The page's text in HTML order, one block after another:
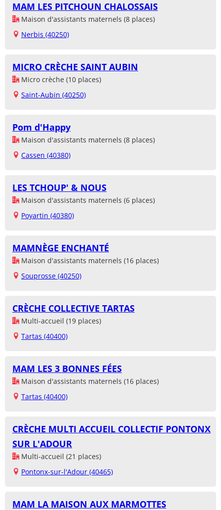
MAM LES PITCHOUN CHALOSSAIS
Maison d'assistants maternels (8 places)
Nerbis (40250)
MICRO CRÈCHE SAINT AUBIN
Micro crèche (10 places)
Saint-Aubin (40250)
Pom d'Happy
Maison d'assistants maternels (8 places)
Cassen (40380)
LES TCHOUP' & NOUS
Maison d'assistants maternels (6 places)
Poyartin (40380)
MAMNÈGE ENCHANTÉ
Maison d'assistants maternels (16 places)
Souprosse (40250)
CRÈCHE COLLECTIVE TARTAS
Multi-accueil (19 places)
Tartas (40400)
MAM LES 3 BONNES FÉES
Maison d'assistants maternels (16 places)
Tartas (40400)
CRÈCHE MULTI ACCUEIL COLLECTIF PONTONX
SUR L'ADOUR
Multi-accueil (21 places)
Pontonx-sur-l'Adour (40465)
MAM LA MAISON AUX MARMOTTES